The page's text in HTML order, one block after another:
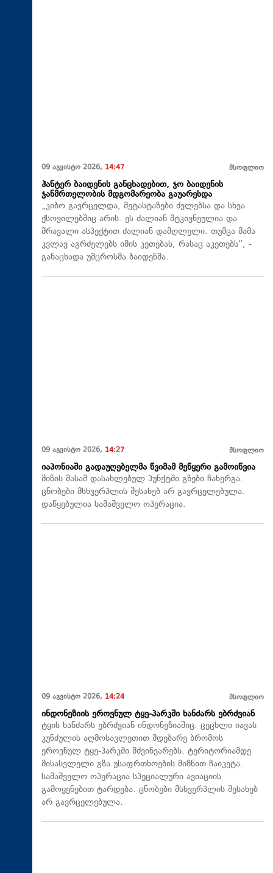
09 აგვისტო 2026, 14:47 მსოფლიო
ჰანტერ ბაიდენის განცხადებით, ჯო ბაიდენის
ჯანმრთელობის მდგომარეობა გაუარესდა
„კიბო გავრცელდა, მეტასტაზები ძვლებსა და სხვა
ქსოვილებშიც არის. ეს ძალიან მტკივნეულია და
მრავალი ასპექტით ძალიან დამღლელი. თუმცა მამა
კვლავ აგრძელებს იმის კეთებას, რასაც აკეთებს“, -
განაცხადა უმცროსმა ბაიდენმა.
09 აგვისტო 2026, 14:27 მსოფლიო
იაპონიაში გადაუღებელმა წვიმამ მეწყერი გამოიწვია
მიწის მასამ დასახლებულ პუნქტში გზები ჩახერგა.
ცნობები მსხვერპლის შესახებ არ გავრცელებულა.
დაწყებულია სამაშველო ოპერაცია.
09 აგვისტო 2026, 14:24 მსოფლიო
ინდონეზიის ეროვნულ ტყე-პარკში ხანძარს ებრძვიან
ტყის ხანძარს ებრძვიან ინდონეზიაშიც. ცეცხლი იავას
კუნძულის აღმოსავლეთით მდებარე ბრომოს
ეროვნულ ტყე-პარკში მძვინვარებს. ტერიტორიამდე
მისასვლელი გზა უსაფრთხოების მიზნით ჩაიკეტა.
სამაშველო ოპერაცია სპეციალური ავიაციის
გამოყენებით ტარდება. ცნობები მსხვერპლის შესახებ
არ გავრცელებულა.